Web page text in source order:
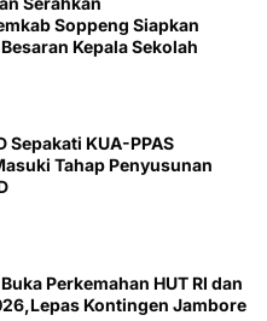
Soppeng Siapkan
Kepala Sekolah
Tahap Penyusunan
Perkemahan HUT RI dan
Kontingen Jambore